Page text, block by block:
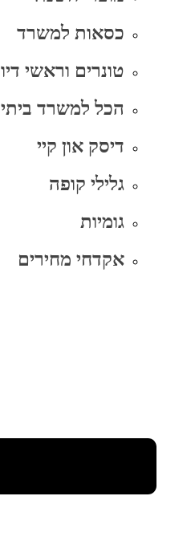
כסאות למשרד
טונרים וראשי דיו
הכל למשרד ביתי
דיסק און קיי
גלילי קופה
גומיות
אקדחי מחירים